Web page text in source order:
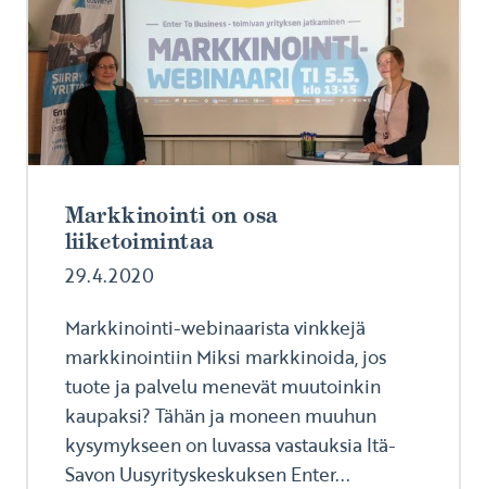
Markkinointi on osa
liiketoimintaa
29.4.2020
Markkinointi-webinaarista vinkkejä
markkinointiin Miksi markkinoida, jos
tuote ja palvelu menevät muutoinkin
kaupaksi? Tähän ja moneen muuhun
kysymykseen on luvassa vastauksia Itä-
Savon Uusyrityskeskuksen Enter...